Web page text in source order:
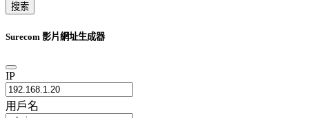
搜索
Surecom 影片網址生成器
IP
用戶名